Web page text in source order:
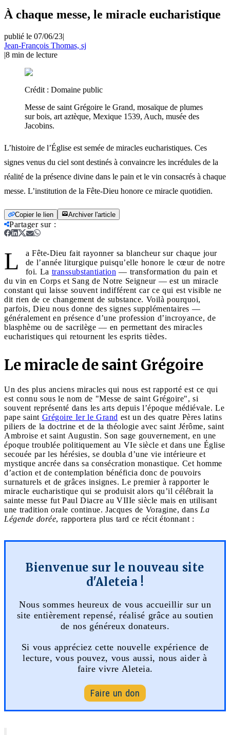
À chaque messe, le miracle eucharistique
publié le 07/06/23|
Jean-François Thomas, sj
|8 min de lecture
Crédit : Domaine public
Messe de saint Grégoire le Grand, mosaïque de plumes
sur bois, art aztèque, Mexique 1539, Auch, musée des
Jacobins.
L’histoire de l’Église est semée de miracles eucharistiques. Ces
signes venus du ciel sont destinés à convaincre les incrédules de la
réalité de la présence divine dans le pain et le vin consacrés à chaque
messe. L’institution de la Fête-Dieu honore ce miracle quotidien.
Copier le lien Archiver l'article
Partager sur:
L
a Fête-Dieu fait rayonner sa blancheur sur chaque jour
de l’année liturgique puisqu’elle honore le cœur de notre
foi. La transsubstantiation — transformation du pain et
du vin en Corps et Sang de Notre Seigneur — est un miracle
constant qui laisse souvent indifférent car ce qui est visible ne
dit rien de ce changement de substance. Voilà pourquoi,
parfois, Dieu nous donne des signes supplémentaires —
généralement en présence d’une profession d’incroyance, de
blasphème ou de sacrilège — en permettant des miracles
eucharistiques qui retournent les esprits tièdes.
Le miracle de saint Grégoire
Un des plus anciens miracles qui nous est rapporté est ce qui
est connu sous le nom de "Messe de saint Grégoire", si
souvent représenté dans les arts depuis l’époque médiévale. Le
pape saint Grégoire Ier le Grand est un des quatre Pères latins
piliers de la doctrine et de la théologie avec saint Jérôme, saint
Ambroise et saint Augustin. Son sage gouvernement, en une
époque troublée politiquement au VIe siècle et dans une Église
secouée par les hérésies, se doubla d’une vie intérieure et
mystique ancrée dans sa consécration monastique. Cet homme
d’action et de contemplation bénéficia donc de pouvoirs
surnaturels et de grâces insignes. Le premier à rapporter le
miracle eucharistique qui se produisit alors qu’il célébrait la
sainte messe fut Paul Diacre au VIIIe siècle mais en utilisant
une tradition orale continue. Jacques de Voragine, dans La
Légende dorée, rapportera plus tard ce récit étonnant :
Bienvenue sur le nouveau site
d'Aleteia !
Nous sommes heureux de vous accueillir sur un
site entièrement repensé, réalisé grâce au soutien
de nos généreux donateurs.
Si vous appréciez cette nouvelle expérience de
lecture, vous pouvez, vous aussi, nous aider à
faire vivre Aleteia.
Faire un don